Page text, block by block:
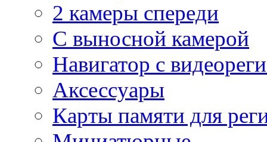
2 камеры спереди
С выносной камерой
Навигатор с
Аксессуары
Карты памяти для